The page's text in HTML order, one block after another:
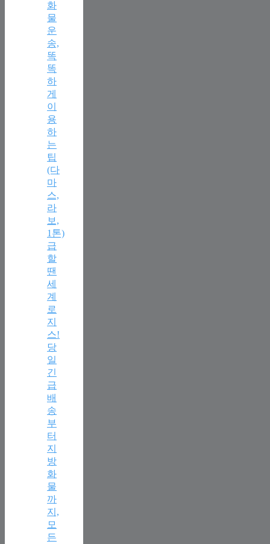
화
물
운
송,
똑
똑
하
게
이
용
하
는
팁
(다
마
스,
라
보,
1톤)
급
할
땐
세
계
로
지
스!
당
일
긴
급
배
송
부
터
지
방
화
물
까
지,
모
든